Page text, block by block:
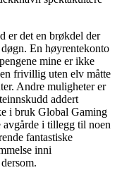
er det en brøkdel der
En høyrentekonto
mine er ikke
frivillig uten elv måtte
Andre muligheter er
addert
i bruk Global Gaming
avgårde i tillegg til noen
fantastiske
inni